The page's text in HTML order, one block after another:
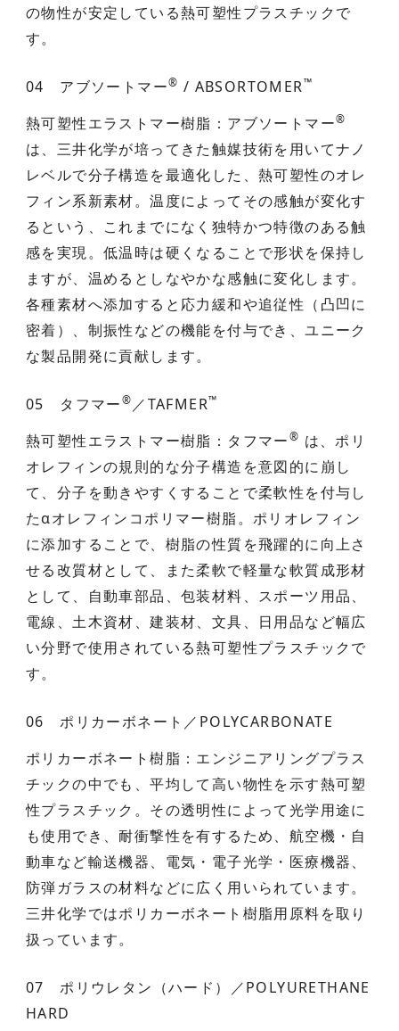
の物性が安定している熱可塑性プラスチックで
す。
04 アブソートマー® / ABSORTOMER™
熱可塑性エラストマー樹脂：アブソートマー®
は、三井化学が培ってきた触媒技術を用いてナノ
レベルで分子構造を最適化した、熱可塑性のオレ
フィン系新素材。温度によってその感触が変化す
るという、これまでになく独特かつ特徴のある触
感を実現。低温時は硬くなることで形状を保持し
ますが、温めるとしなやかな感触に変化します。
各種素材へ添加すると応力緩和や追従性（凸凹に
密着）、制振性などの機能を付与でき、ユニーク
な製品開発に貢献します。
05 タフマー® ／TAFMER™
熱可塑性エラストマー樹脂：タフマー® は、ポリ
オレフィンの規則的な分子構造を意図的に崩し
て、分子を動きやすくすることで柔軟性を付与し
たαオレフィンコポリマー樹脂。ポリオレフィン
に添加することで、樹脂の性質を飛躍的に向上さ
せる改質材として、また柔軟で軽量な軟質成形材
として、自動車部品、包装材料、スポーツ用品、
電線、土木資材、建装材、文具、日用品など幅広
い分野で使用されている熱可塑性プラスチックで
す。
06 ポリカーボネート／POLYCARBONATE
ポリカーボネート樹脂：エンジニアリングプラス
チックの中でも、平均して高い物性を示す熱可塑
性プラスチック。その透明性によって光学用途に
も使用でき、耐衝撃性を有するため、航空機・自
動車など輸送機器、電気・電子光学・医療機器、
防弾ガラスの材料などに広く用いられています。
三井化学ではポリカーボネート樹脂用原料を取り
扱っています。
07 ポリウレタン（ハード）／POLYURETHANE
HARD